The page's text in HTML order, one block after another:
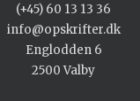
(+45) 60 13 13 36
info@opskrifter.dk
Englodden 6
2500 Valby